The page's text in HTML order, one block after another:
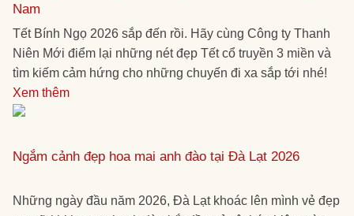
Nam
Tết Bính Ngọ 2026 sắp đến rồi. Hãy cùng Công ty Thanh
Niên Mới điểm lại những nét đẹp Tết cổ truyền 3 miền và
tìm kiếm cảm hứng cho những chuyến đi xa sắp tới nhé!
Xem thêm
Ngắm cảnh đẹp hoa mai anh đào tại Đà Lạt 2026
Những ngày đầu năm 2026, Đà Lạt khoác lên mình vẻ đẹp